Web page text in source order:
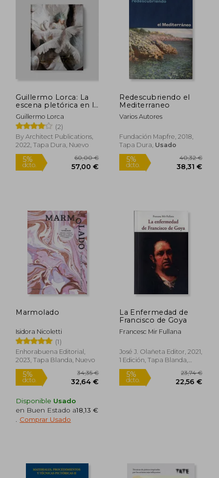
5%
dcto.
5%
Guillermo Lorca: La
escena pletórica en la
obra de Guillermo
Lorca
Guillermo Lorca
(2)
By Architect Publications,
2022, Tapa Dura, Nuevo
5%
dcto.
60,00 €
57,00 €
Redescubriendo el
Mediterraneo
Varios Autores
Fundación Mapfre, 2018,
Tapa Dura, Usado
dcto.
Marmolado
Isidora Nicoletti
(1)
Enhorabuena Editorial,
2023, Tapa Blanda, Nuevo
Disponible Usado
en Buen Estado a18,13 €
Comprar Usado
La Enfermedad de
Francisco de Goya
Francesc Mir Fullana
José J. Olañeta Editor, 2021,
1 Edición, Tapa Blanda,
Nuevo